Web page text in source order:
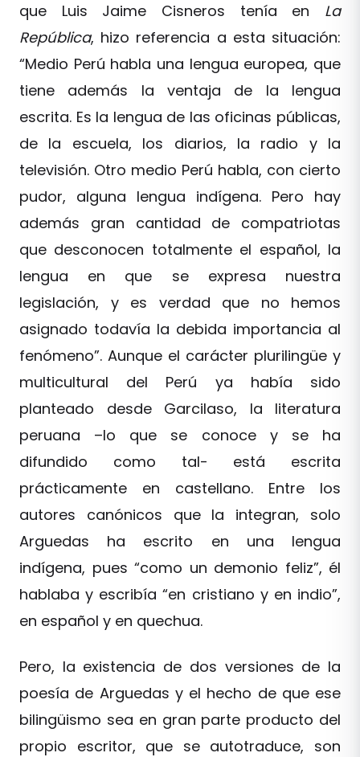
que Luis Jaime Cisneros tenía en La
República, hizo referencia a esta situación:
“Medio Perú habla una lengua europea, que
tiene además la ventaja de la lengua
escrita. Es la lengua de las oficinas públicas,
de la escuela, los diarios, la radio y la
televisión. Otro medio Perú habla, con cierto
pudor, alguna lengua indígena. Pero hay
además gran cantidad de compatriotas
que desconocen totalmente el español, la
lengua en que se expresa nuestra
legislación, y es verdad que no hemos
asignado todavía la debida importancia al
fenómeno”. Aunque el carácter plurilingüe y
multicultural del Perú ya había sido
planteado desde Garcilaso, la literatura
peruana –lo que se conoce y se ha
difundido como tal- está escrita
prácticamente en castellano. Entre los
autores canónicos que la integran, solo
Arguedas ha escrito en una lengua
indígena, pues “como un demonio feliz”, él
hablaba y escribía “en cristiano y en indio”,
en español y en quechua.
Pero, la existencia de dos versiones de la
poesía de Arguedas y el hecho de que ese
bilingüismo sea en gran parte producto del
propio escritor, que se autotraduce, son